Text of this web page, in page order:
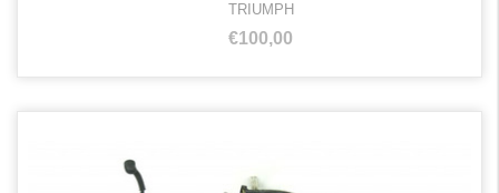
TRIUMPH
€100,00